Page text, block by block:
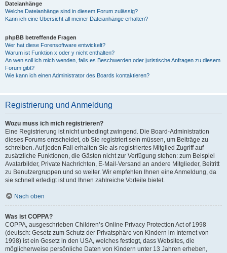
Dateianhänge
Welche Dateianhänge sind in diesem Forum zulässig?
Kann ich eine Übersicht all meiner Dateianhänge erhalten?
phpBB betreffende Fragen
Wer hat diese Forensoftware entwickelt?
Warum ist Funktion x oder y nicht enthalten?
An wen soll ich mich wenden, falls es Beschwerden oder juristische Anfragen zu diesem
Forum gibt?
Wie kann ich einen Administrator des Boards kontaktieren?
Registrierung und Anmeldung
Wozu muss ich mich registrieren?
Eine Registrierung ist nicht unbedingt zwingend. Die Board-Administration
dieses Forums entscheidet, ob Sie registriert sein müssen, um Beiträge zu
schreiben. Auf jeden Fall erhalten Sie als registriertes Mitglied Zugriff auf
zusätzliche Funktionen, die Gästen nicht zur Verfügung stehen: zum Beispiel
Avatarbilder, Private Nachrichten, E-Mail-Versand an andere Mitglieder, Beitritt
zu Benutzergruppen und so weiter. Wir empfehlen Ihnen eine Anmeldung, da
sie schnell erledigt ist und Ihnen zahlreiche Vorteile bietet.
Nach oben
Was ist COPPA?
COPPA, ausgeschrieben Children’s Online Privacy Protection Act of 1998
(deutsch: Gesetz zum Schutz der Privatsphäre von Kindern im Internet von
1998) ist ein Gesetz in den USA, welches festlegt, dass Websites, die
möglicherweise persönliche Daten von Kindern unter 13 Jahren erheben,